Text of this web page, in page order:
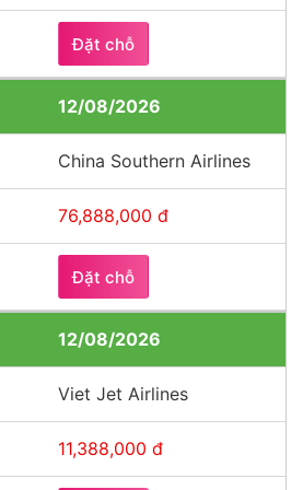
Đặt chỗ
12/08/2026
China Southern Airlines
76,888,000 đ
Đặt chỗ
12/08/2026
Viet Jet Airlines
11,388,000 đ